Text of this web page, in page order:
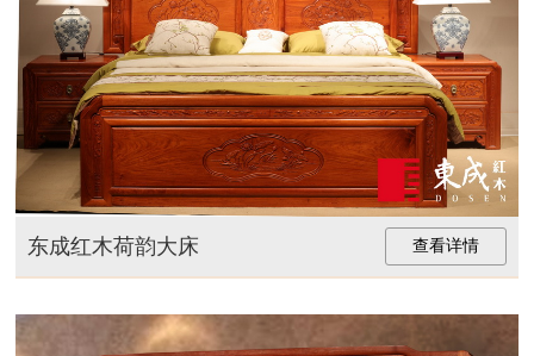
东成红木荷韵大床 查看详情